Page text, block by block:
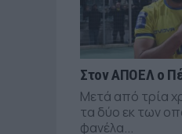
Στον ΑΠΟΕΛ ο
Μετά από τρία
τα δύο εκ των
φανέλα...